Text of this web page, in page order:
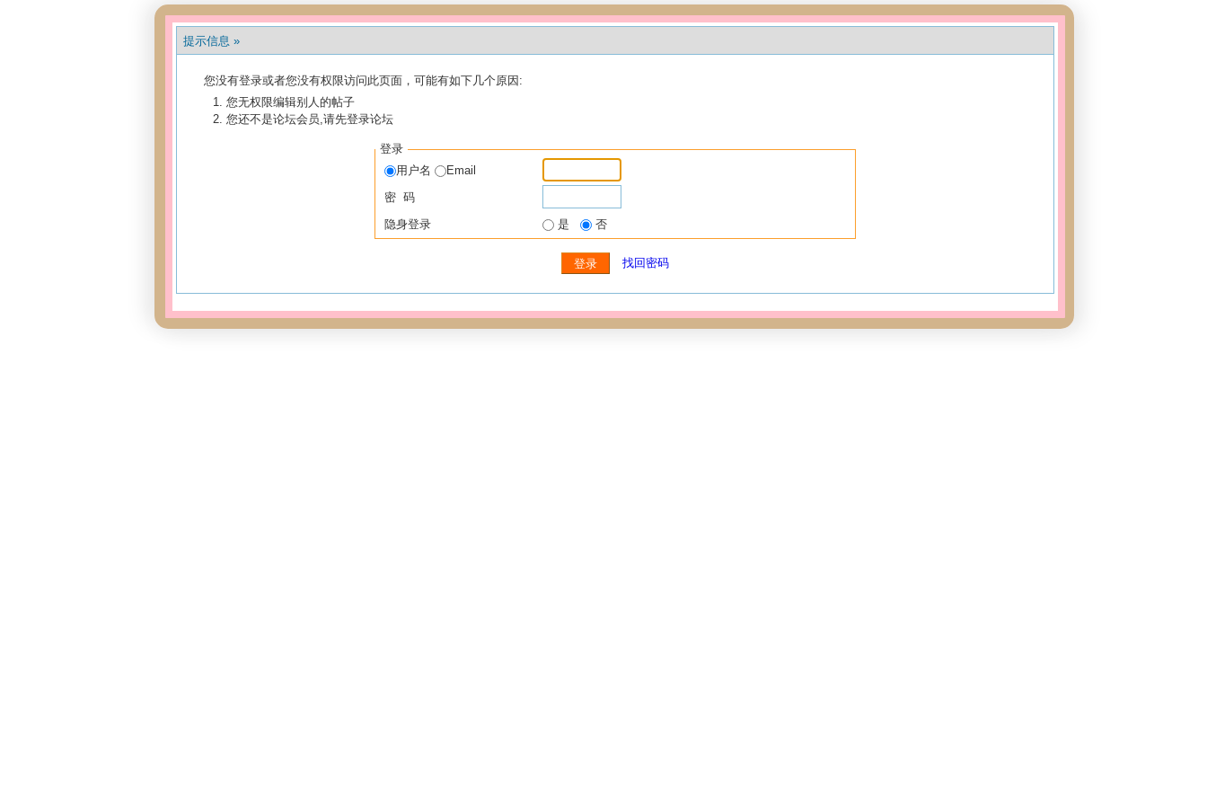
提示信息 »
您没有登录或者您没有权限访问此页面，可能有如下几个原因:
您无权限编辑别人的帖子
您还不是论坛会员,请先登录论坛
登录
用户名
Email
密 码
隐身登录
是 否
找回密码